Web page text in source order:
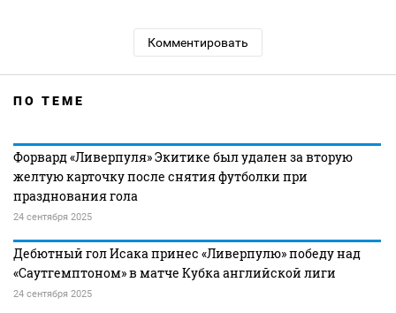
Комментировать
ПО ТЕМЕ
Форвард «Ливерпуля» Экитике был удален за вторую
желтую карточку после снятия футболки при
празднования гола
24 сентября 2025
Дебютный гол Исака принес «Ливерпулю» победу над
«Саутгемптоном» в матче Кубка английской лиги
24 сентября 2025